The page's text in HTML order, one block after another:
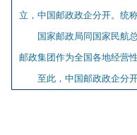
立，中国邮政政企分开。统
国家邮政局同国家民航
邮政集团作为全国各地经营
至此，中国邮政政企分